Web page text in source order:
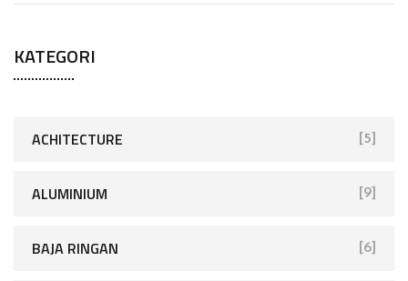
KATEGORI
ACHITECTURE [5]
ALUMINIUM [9]
BAJA RINGAN [6]